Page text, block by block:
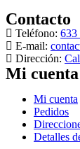
Contacto
Teléfono: 633
E-mail:
Dirección:
Mi cuenta
Menú
Mi cuenta
Pedidos
Detalles